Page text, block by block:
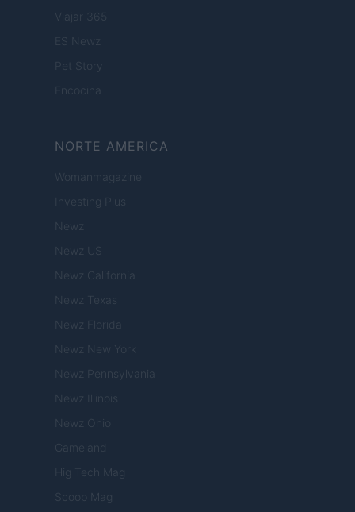
Viajar 365
ES Newz
Pet Story
Encocina
NORTE AMERICA
Womanmagazine
Investing Plus
Newz
Newz US
Newz California
Newz Texas
Newz Florida
Newz New York
Newz Pennsylvania
Newz Illinois
Newz Ohio
Gameland
Hig Tech Mag
Scoop Mag